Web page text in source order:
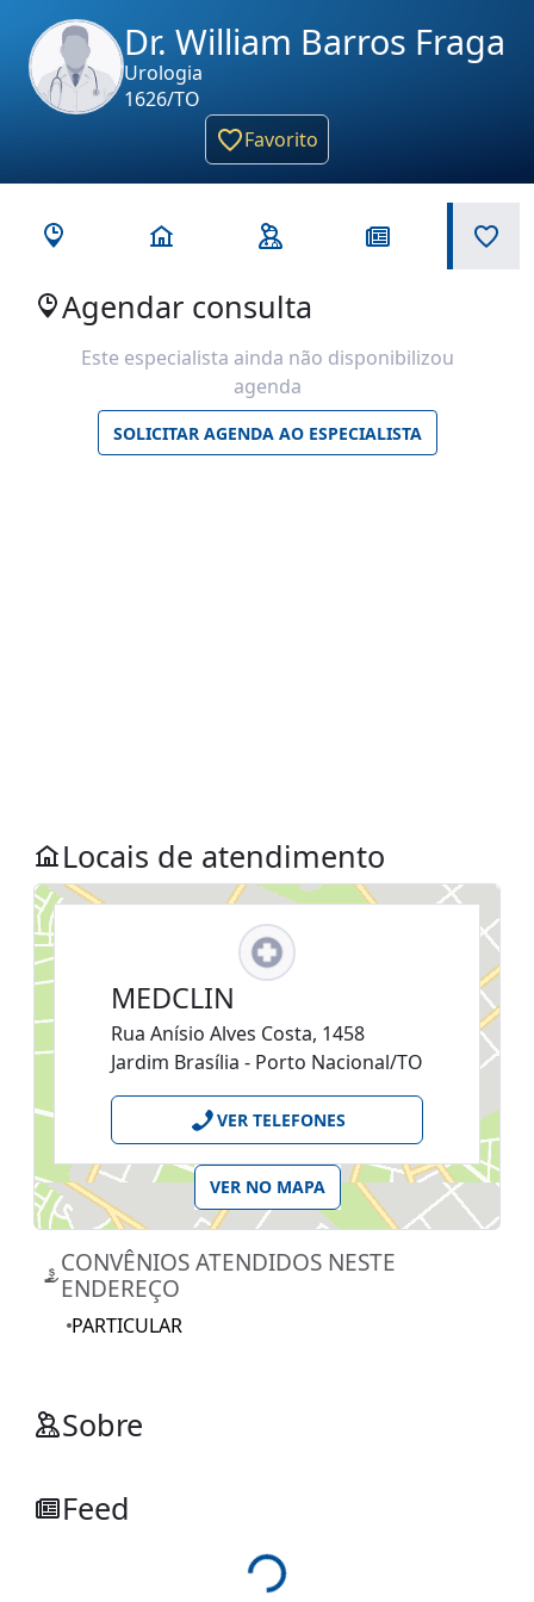
Dr. William Barros Fraga
Urologia
1626/TO
Favorito
Agendar consulta
Locais de atendimento
MEDCLIN
Rua Anísio Alves Costa, 1458
Jardim Brasília - Porto Nacional/TO
VER TELEFONES
VER NO MAPA
CONVÊNIOS ATENDIDOS NESTE
ENDEREÇO
PARTICULAR
Sobre
Feed
Loading...